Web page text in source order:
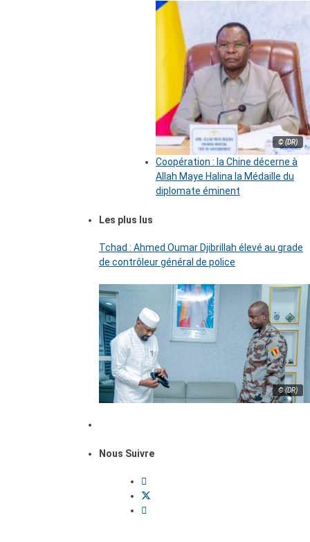
© (DR)
Coopération : la Chine décerne à
Allah Maye Halina la Médaille du
diplomate éminent
Les plus lus
Tchad : Ahmed Oumar Djibrillah élevé au grade
de contrôleur général de police
© (DR)
Nous Suivre